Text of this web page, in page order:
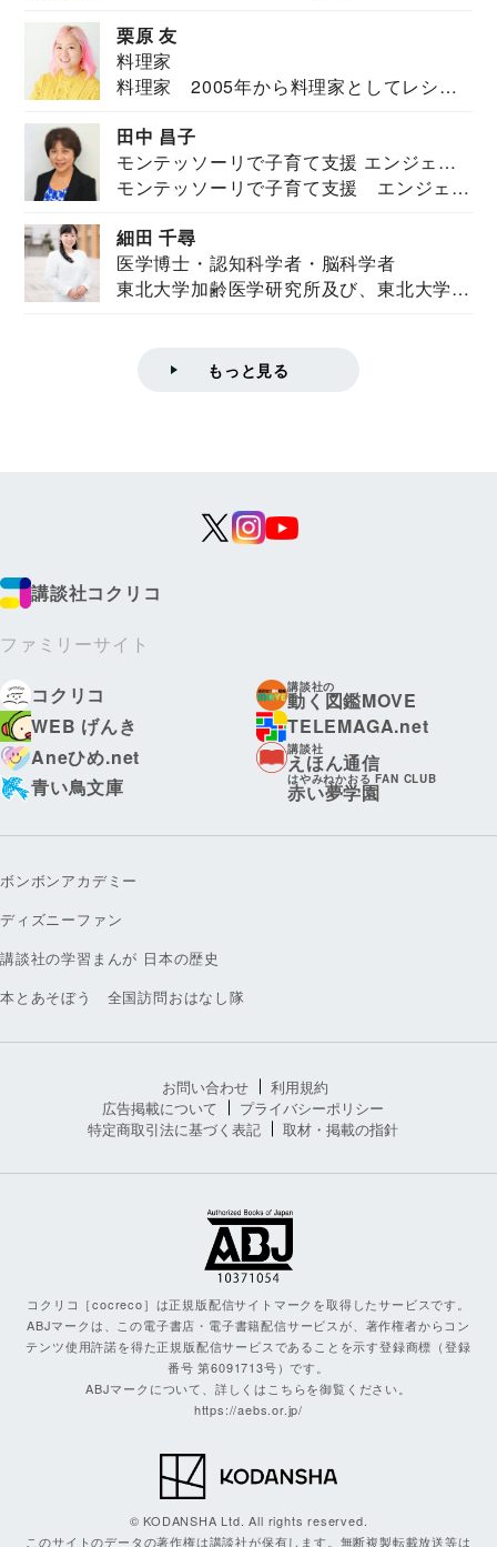
栗原 友
料理家
料理家 2005年から料理家としてレシピ
田中 昌子
モンテッソーリで子育て支援 エンジェル
ズハウス研究所所長
モンテッソーリで子育て支援 エンジェル
細田 千尋
医学博士・認知科学者・脳科学者
東北大学加齢医学研究所及び、東北大学大
もっと見る
講談社コクリコ
ファミリーサイト
コクリコ
講談社の
動く図鑑MOVE
WEB げんき
TELEMAGA.net
Aneひめ.net
講談社
えほん通信
青い鳥文庫
はやみねかおる FAN CLUB
赤い夢学園
ボンボンアカデミー
ディズニーファン
講談社の学習まんが 日本の歴史
本とあそぼう 全国訪問おはなし隊
お問い合わせ
利用規約
広告掲載について
プライバシーポリシー
特定商取引法に基づく表記
取材・掲載の指針
コクリコ［cocreco］は正規版配信サイトマークを取得したサービスです。
ABJマークは、この電子書店・電子書籍配信サービスが、著作権者からコン
テンツ使用許諾を得た正規版配信サービスであることを示す登録商標（登録
番号 第6091713号）です。
ABJマークについて、詳しくはこちらを御覧ください。
https://aebs.or.jp/
© KODANSHA Ltd. All rights reserved.
このサイトのデータの著作権は講談社が保有します。無断複製転載放送等は